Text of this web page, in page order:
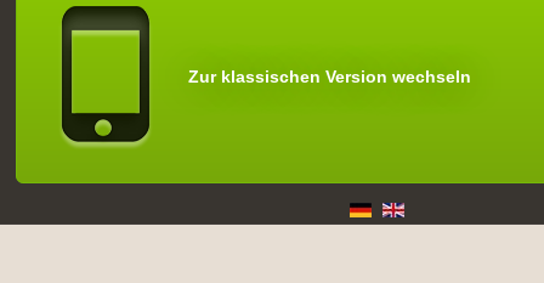
Zur klassischen Version wechseln